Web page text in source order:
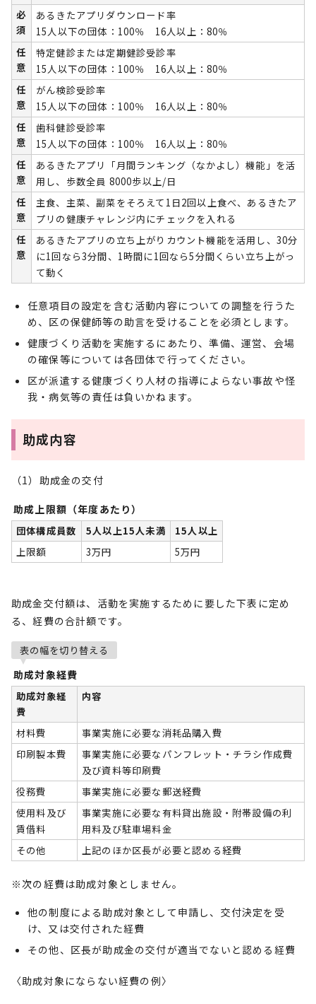
必
須
あるきたアプリダウンロード率
15人以下の団体：100％ 16人以上：80％
任
意
特定健診または定期健診受診率
15人以下の団体：100％ 16人以上：80％
任
意
がん検診受診率
15人以下の団体：100％ 16人以上：80％
任
意
歯科健診受診率
15人以下の団体：100％ 16人以上：80％
任
意
あるきたアプリ「月間ランキング（なかよし）機能」を活
用し、歩数全員 8000歩以上/日
任
意
主食、主菜、副菜をそろえて1日2回以上食べ、あるきたア
プリの健康チャレンジ内にチェックを入れる
任
意
あるきたアプリの立ち上がりカウント機能を活用し、30分
に1回なら3分間、1時間に1回なら5分間くらい立ち上がっ
て動く
任意項目の設定を含む活動内容についての調整を行うた
め、区の保健師等の助言を受けることを必須とします。
健康づくり活動を実施するにあたり、準備、運営、会場
の確保等については各団体で行ってください。
区が派遣する健康づくり人材の指導によらない事故や怪
我・病気等の責任は負いかねます。
助成内容
（1）助成金の交付
助成上限額（年度あたり）
団体構成員数 5人以上15人未満
15人以上
上限額
3万円 5万円
助成金交付額は、活動を実施するために要した下表に定め
る、経費の合計額です。
表の幅を切り替える
助成対象経費
助成対象経
費
内容
材料費
事業実施に必要な消耗品購入費
印刷製本費
事業実施に必要なパンフレット・チラシ作成費
及び資料等印刷費
役務費
事業実施に必要な郵送経費
使用料及び
賃借料
事業実施に必要な有料貸出施設・附帯設備の利
用料及び駐車場料金
その他
上記のほか区長が必要と認める経費
※次の経費は助成対象としません。
他の制度による助成対象として申請し、交付決定を受
け、又は交付された経費
その他、区長が助成金の交付が適当でないと認める経費
〈助成対象にならない経費の例〉